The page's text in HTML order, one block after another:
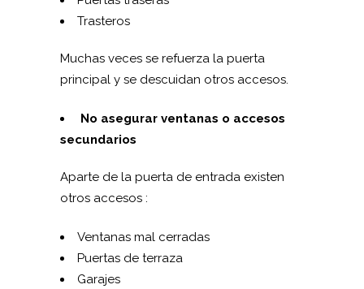
Trasteros
Muchas veces se refuerza la puerta
principal y se descuidan otros accesos.
No asegurar ventanas o accesos
secundarios
Aparte de la puerta de entrada existen
otros accesos :
Ventanas mal cerradas
Puertas de terraza
Garajes